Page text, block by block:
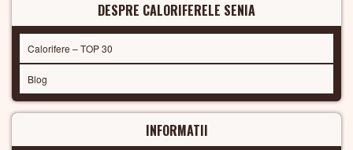
DESPRE CALORIFERELE SENIA
Calorifere – TOP 30
Blog
INFORMATII